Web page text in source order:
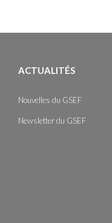
ACTUALITÉS
Nouvelles du GSEF
Newsletter du GSEF